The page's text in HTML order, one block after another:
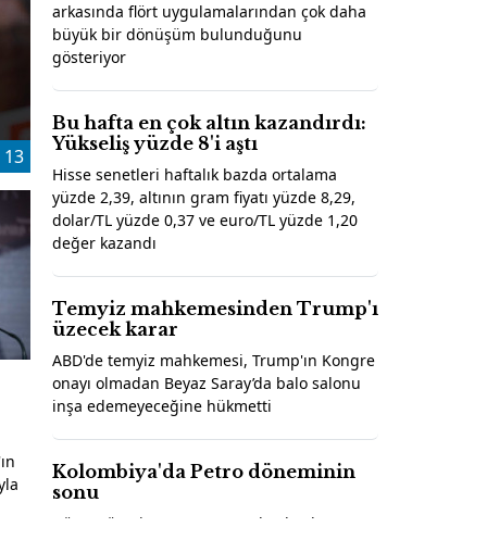
13
arkasında flört uygulamalarından çok daha
büyük bir dönüşüm bulunduğunu
gösteriyor
Bu hafta en çok altın kazandırdı:
Yükseliş yüzde 8'i aştı
Hisse senetleri haftalık bazda ortalama
yüzde 2,39, altının gram fiyatı yüzde 8,29,
dolar/TL yüzde 0,37 ve euro/TL yüzde 1,20
değer kazandı
Temyiz mahkemesinden Trump'ı
üzecek karar
ABD'de temyiz mahkemesi, Trump'ın Kongre
onayı olmadan Beyaz Saray’da balo salonu
inşa edemeyeceğine hükmetti
Kolombiya'da Petro döneminin
sonu
Görev süresi sona eren Cumhurbaşkanı